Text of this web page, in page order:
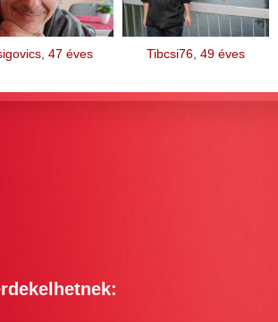
47 éves Tibcsi76, 49 éves